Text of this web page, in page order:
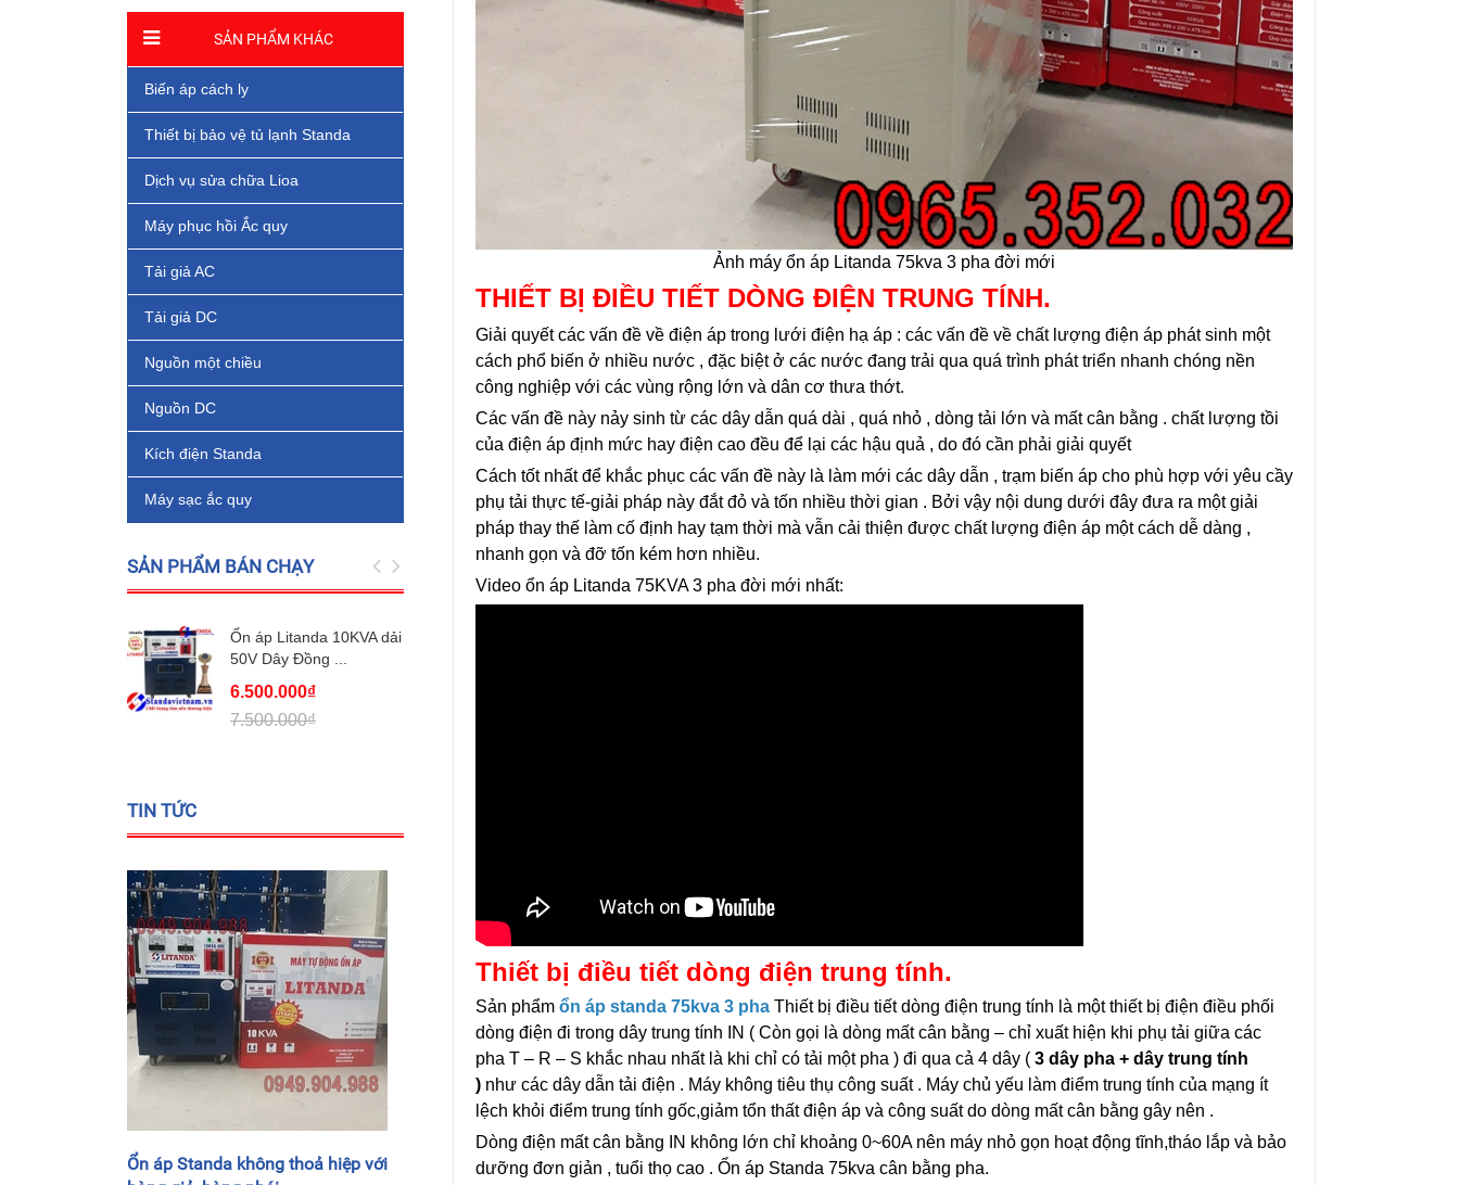
Ảnh máy ổn áp Litanda 75kva 3 pha đời mới
THIẾT BỊ ĐIỀU TIẾT DÒNG ĐIỆN TRUNG TÍNH.
Giải quyết các vấn đề về điện áp trong lưới điện hạ áp : các vấn đề về chất lượng điện áp phát sinh một
cách phổ biến ở nhiều nước , đặc biệt ở các nước đang trải qua quá trình phát triển nhanh chóng nền
công nghiệp với các vùng rộng lớn và dân cơ thưa thớt.
Các vấn đề này nảy sinh từ các dây dẫn quá dài , quá nhỏ , dòng tải lớn và mất cân bằng . chất lượng tồi
của điện áp định mức hay điện cao đều để lại các hậu quả , do đó cần phải giải quyết
Cách tốt nhất để khắc phục các vấn đề này là làm mới các dây dẫn , trạm biến áp cho phù hợp với yêu cầy
phụ tải thực tế-giải pháp này đắt đỏ và tốn nhiều thời gian . Bởi vậy nội dung dưới đây đưa ra một giải
pháp thay thế làm cố định hay tạm thời mà vẫn cải thiện được chất lượng điện áp một cách dễ dàng ,
nhanh gọn và đỡ tốn kém hơn nhiều.
Video ổn áp Litanda 75KVA 3 pha đời mới nhất:
Thiết bị điều tiết dòng điện trung tính.
Sản phẩm ổn áp standa 75kva 3 pha Thiết bị điều tiết dòng điện trung tính là một thiết bị điện điều phối
dòng điện đi trong dây trung tính IN ( Còn gọi là dòng mất cân bằng – chỉ xuất hiện khi phụ tải giữa các
pha T – R – S khắc nhau nhất là khi chỉ có tải một pha ) đi qua cả 4 dây ( 3 dây pha + dây trung tính
) như các dây dẫn tải điện . Máy không tiêu thụ công suất . Máy chủ yếu làm điểm trung tính của mạng ít
lệch khỏi điểm trung tính gốc,giảm tổn thất điện áp và công suất do dòng mất cân bằng gây nên .
Dòng điện mất cân bằng IN­ không lớn chỉ khoảng 0~60A nên máy nhỏ gọn hoạt động tĩnh,tháo lắp và bảo
dưỡng đơn giản , tuổi thọ cao . Ổn áp Standa 75kva cân bằng pha.
SẢN PHẨM KHÁC
Biến áp cách ly
Thiết bị bảo vệ tủ lạnh Standa
Dịch vụ sửa chữa Lioa
Máy phục hồi Ắc quy
Tải giả AC
Tải giả DC
Nguồn một chiều
Nguồn DC
Kích điện Standa
Máy sạc ắc quy
SẢN PHẨM BÁN CHẠY
Ổn áp Litanda 10KVA dải
50V Dây Đồng ...
6.500.000₫
7.500.000₫
TIN TỨC
Ổn áp Standa không thoả hiệp với